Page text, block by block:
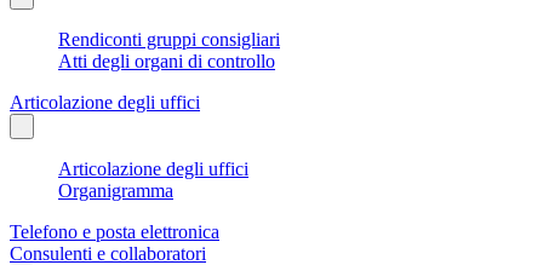
Rendiconti gruppi consigliari
Atti degli organi di controllo
Articolazione degli uffici
Articolazione degli uffici
Organigramma
Telefono e posta elettronica
Consulenti e collaboratori